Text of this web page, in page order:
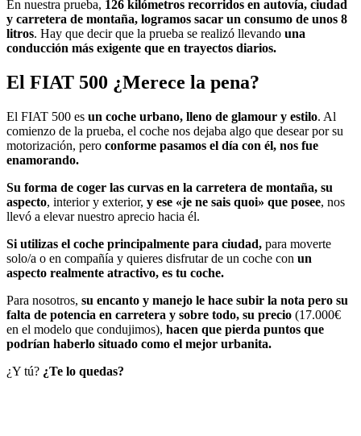
En nuestra prueba, 126 kilómetros recorridos en autovía, ciudad
y carretera de montaña, logramos sacar un consumo de unos 8
litros. Hay que decir que la prueba se realizó llevando una
conducción más exigente que en trayectos diarios.
El FIAT 500 ¿Merece la pena?
El FIAT 500 es un coche urbano, lleno de glamour y estilo. Al
comienzo de la prueba, el coche nos dejaba algo que desear por su
motorización, pero conforme pasamos el día con él, nos fue
enamorando.
Su forma de coger las curvas en la carretera de montaña, su
aspecto, interior y exterior, y ese «je ne sais quoi» que posee, nos
llevó a elevar nuestro aprecio hacia él.
Si utilizas el coche principalmente para ciudad, para moverte
solo/a o en compañía y quieres disfrutar de un coche con un
aspecto realmente atractivo, es tu coche.
Para nosotros, su encanto y manejo le hace subir la nota pero su
falta de potencia en carretera y sobre todo, su precio (17.000€
en el modelo que condujimos), hacen que pierda puntos que
podrían haberlo situado como el mejor urbanita.
¿Y tú? ¿Te lo quedas?